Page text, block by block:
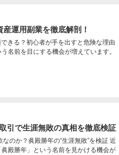
運用副業を徹底解剖！
きる？初心者が手を出すと危険な理由
名前を目にする機会が増えています。
引で生涯無敗の真相を徹底検証
のか？眞殿勝年の“生涯無敗”を検証 近
殿勝年」という名前を見かける機会が